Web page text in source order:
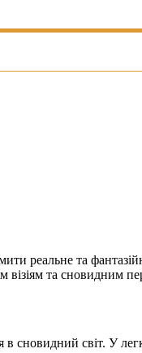
реальне та
візіям та сновидним
сновидний світ. У